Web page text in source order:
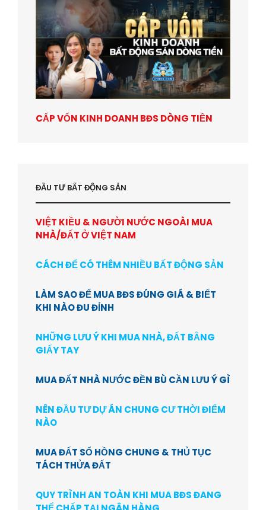
CẤP VỐN KINH DOANH BĐS DÒNG TIỀN
ĐẦU TƯ BẤT ĐỘNG SẢN
VIỆT KIỀU & NGƯỜI NƯỚC NGOÀI MUA
NHÀ/ĐẤT Ở VIỆT NAM
CÁCH ĐỂ CÓ THÊM NHIỀU BẤT ĐỘNG SẢN
LÀM SAO ĐỂ MUA BĐS ĐÚNG GIÁ & BIẾT
KHI NÀO ĐU ĐỈNH
NHỮNG LƯU Ý KHI MUA NHÀ, ĐẤT BẰNG
GIẤY TAY
MUA ĐẤT NHÀ NƯỚC ĐỀN BÙ CẦN LƯU Ý GÌ
NÊN ĐẦU TƯ DỰ ÁN CHUNG CƯ THỜI ĐIỂM
NÀO
MUA ĐẤT SỔ HỒNG CHUNG & THỦ TỤC
TÁCH THỬA ĐẤT
QUY TRÌNH AN TOÀN KHI MUA BĐS ĐANG